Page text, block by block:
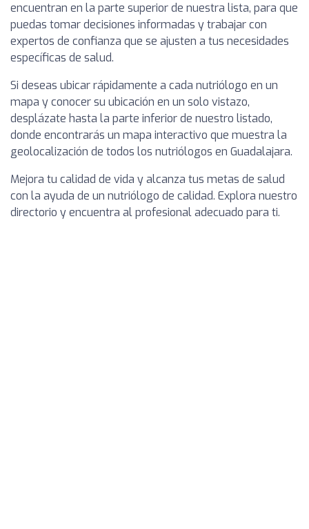
encuentran en la parte superior de nuestra lista, para que
puedas tomar decisiones informadas y trabajar con
expertos de confianza que se ajusten a tus necesidades
específicas de salud.
Si deseas ubicar rápidamente a cada nutriólogo en un
mapa y conocer su ubicación en un solo vistazo,
desplázate hasta la parte inferior de nuestro listado,
donde encontrarás un mapa interactivo que muestra la
geolocalización de todos los nutriólogos en Guadalajara.
Mejora tu calidad de vida y alcanza tus metas de salud
con la ayuda de un nutriólogo de calidad. Explora nuestro
directorio y encuentra al profesional adecuado para ti.